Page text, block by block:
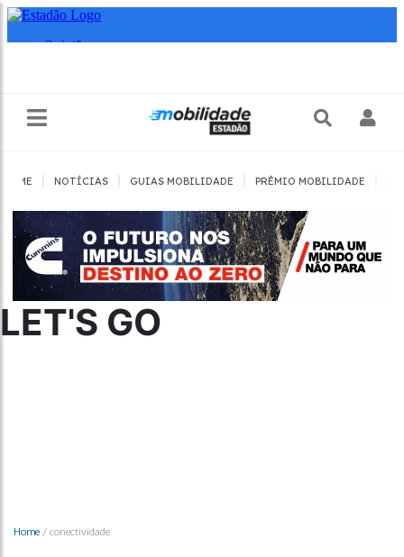
HOME NOTÍCIAS GUIAS MOBILIDADE PRÊMIO MOBILIDADE
LET'S GO
Home / conectividade